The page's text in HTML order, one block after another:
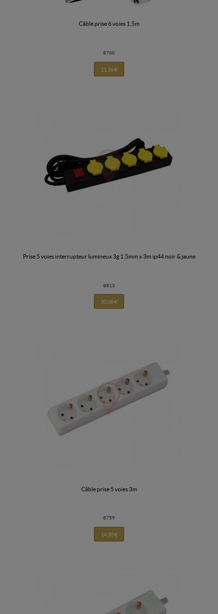
câble prise 6 voies 1,5m
8760
11,36 €
prise 5 voies interrupteur lumineux 3g 1.5mm x 3m ip44 noir & jaune
8813
30,08 €
câble prise 5 voies 3m
8759
14,30 €